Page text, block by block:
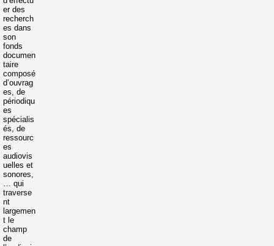
er des
recherch
es dans
son
fonds
documen
taire
composé
d’ouvrag
es, de
périodiqu
es
spécialis
és, de
ressourc
es
audiovis
uelles et
sonores,
… qui
traverse
nt
largemen
t le
champ
de